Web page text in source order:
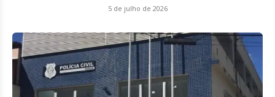
5 de julho de 2026